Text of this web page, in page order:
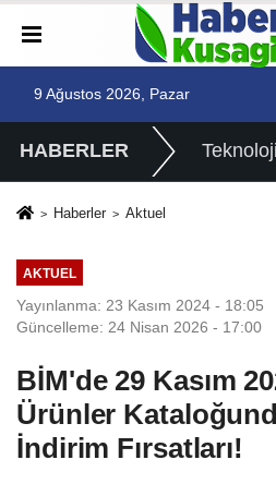
9 Ağustos 2026, Pazar
HABERLER Teknoloji
Haberler Aktuel
AKTUEL
Yayınlanma: 23 Kasım 2024 - 18:05
Güncelleme: 24 Nisan 2026 - 17:00
BİM'de 29 Kasım
Ürünler
İndirim Fırsatları!